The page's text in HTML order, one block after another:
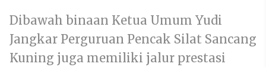
Dibawah binaan Ketua Umum Yudi
Jangkar Perguruan Pencak Silat Sancang
Kuning juga memiliki jalur prestasi